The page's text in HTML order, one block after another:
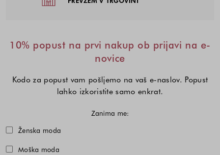
10% popust na prvi nakup ob prijavi na e-
novice
Kodo za popust vam pošljemo na vaš e-naslov. Popust
lahko izkoristite samo enkrat.
Zanima me:
Ženska moda
Moška moda